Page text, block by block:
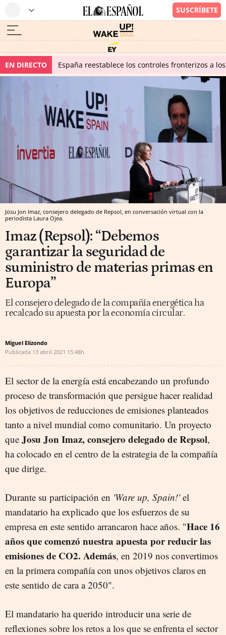
EN DIRECTO España reestablece los controles fronterizos a
Josu Jon Imaz, consejero delegado de Repsol, en conversación virtual con la
periodista Laura Ojea.
Imaz (Repsol): “Debemos
garantizar la seguridad de
suministro de materias primas en
Europa”
El consejero delegado de la compañía energética ha
recalcado su apuesta por la economía circular.
Miguel Elizondo
Publicada 13 abril 2021 15:48h
El sector de la energía está encabezando un profundo
proceso de transformación que persigue hacer realidad
los objetivos de reducciones de emisiones planteados
tanto a nivel mundial como comunitario. Un proyecto
que Josu Jon Imaz, consejero delegado de Repsol,
ha colocado en el centro de la estrategia de la compañía
que dirige.
Durante su participación en 'Ware up, Spain!'el
mandatario ha explicado que los esfuerzos de su
empresa en este sentido arrancaron hace años. "Hace 16
años que comenzó nuestra apuesta por reducir las
emisiones de CO2. Además, en 2019 nos convertimos
en la primera compañía con unos objetivos claros en
este sentido de cara a 2050".
El mandatario ha querido introducir una serie de
reflexiones sobre los retos a los que se enfrenta el sector